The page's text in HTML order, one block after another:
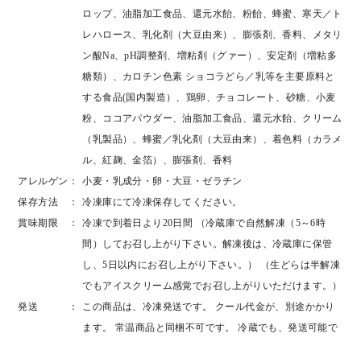
ロップ、油脂加工食品、還元水飴、粉飴、蜂蜜、寒天／ト
レハロース、乳化剤（大豆由来）、膨張剤、香料、メタリ
ン酸Na、pH調整剤、増粘剤（グァー）、安定剤（増粘多
糖類）、カロチン色素 ショコラどら／乳等を主要原料と
する食品(国内製造）、鶏卵、チョコレート、砂糖、小麦
粉、ココアパウダー、油脂加工食品、還元水飴、クリーム
（乳製品）、蜂蜜／乳化剤（大豆由来）、着色料（カラメ
ル、紅麹、金箔）、膨張剤、香料
アレルゲン
小麦・乳成分・卵・大豆・ゼラチン
保存方法
冷凍庫にて冷凍保存してください。
賞味期限
冷凍で到着日より20日間 （冷蔵庫で自然解凍（5～6時
間）してお召し上がり下さい。解凍後は、冷蔵庫に保管
し、5日以内にお召し上がり下さい。） （生どらは半解凍
でもアイスクリーム感覚でお召し上がりいただけます。）
発送
この商品は、冷凍発送です。 クール代金が、別途かかり
ます。 常温商品と同梱不可です。 冷蔵でも、発送可能で